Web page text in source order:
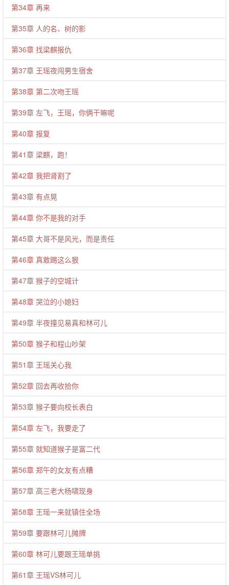
第34章 再来
第35章 人的名、树的影
第36章 找梁麒报仇
第37章 王瑶夜闯男生宿舍
第38章 第二次吻王瑶
第39章 左飞，王瑶，你俩干嘛呢
第40章 报复
第41章 梁麒，跑！
第42章 我把肾割了
第43章 有点晃
第44章 你不是我的对手
第45章 大哥不是风光，而是责任
第46章 真敢踢这么狠
第47章 猴子的空城计
第48章 哭泣的小媳妇
第49章 半夜撞见易真和林可儿
第50章 猴子和程山吵架
第51章 王瑶关心我
第52章 回去再收拾你
第53章 猴子要向校长表白
第54章 左飞，我要走了
第55章 就知道猴子是富二代
第56章 郑午的女友有点糟
第57章 高三老大杨啸现身
第58章 王瑶一来就镇住全场
第59章 要跟林可儿摊牌
第60章 林可儿要跟王瑶单挑
第61章 王瑶VS林可儿